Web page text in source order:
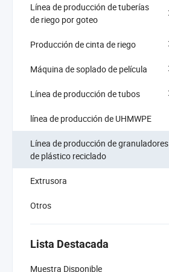
Línea de producción de tuberías
de riego por goteo
Producción de cinta de riego
Máquina de soplado de película
Línea de producción de tubos
línea de producción de UHMWPE
Línea de producción de granuladores
de plástico reciclado
Extrusora
Otros
Lista Destacada
Muestra Disponible